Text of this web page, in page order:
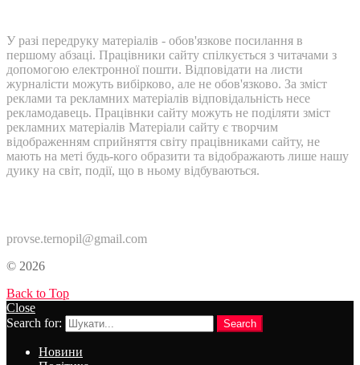
У разі передруку матеріалів - обов'язкове посилання в
першому абзаці. Працівники сайту спілкується з читачами з
допомогою електронної пошти. Відповідати на листи
журналісти можуть вибірково, але не обов'язково. За зміст
реклами та рекламних матеріалів відповідальність несе
рекламодавець. Працівнки сайту можуть не поділяти зміст
рекламних матеріалів Матеріали сайту є творчим
відображенням сприйняття світу працівниками сайту, не
мають на меті будь-кого образити та відображають лише нашу
дуику на світ, події, що в ньому відбуваються.
provse.ternopil@gmail.com
© 2026
Back to Top
Close
Search for:
Search
Новини